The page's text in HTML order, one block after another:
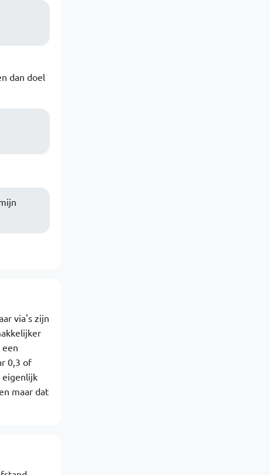
dan doel
via's zijn
0,3 of
eigenlijk
maar dat